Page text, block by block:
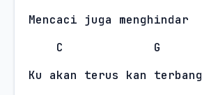
Mencaci juga menghindar
C
G
Ku akan terus kan terbang